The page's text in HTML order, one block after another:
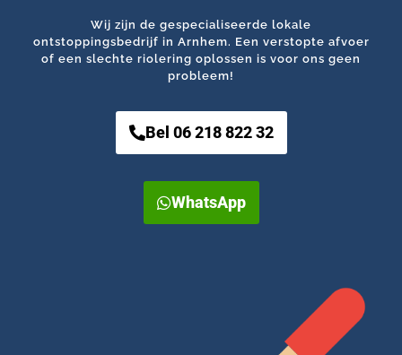
Wij zijn de gespecialiseerde lokale
ontstoppingsbedrijf in Arnhem. Een verstopte afvoer
of een slechte riolering oplossen is voor ons geen
probleem!
Bel 06 218 822 32
WhatsApp